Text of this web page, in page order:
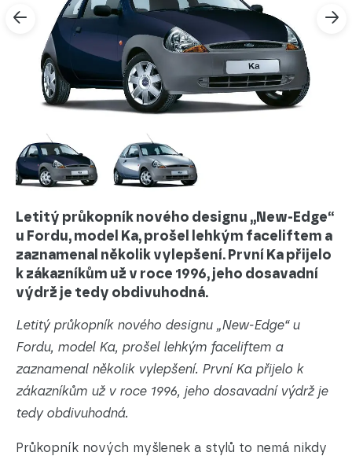
Letitý průkopník nového designu „New-Edge“
u Fordu, model Ka, prošel lehkým faceliftem a
zaznamenal několik vylepšení. První Ka přijelo
k zákazníkům už v roce 1996, jeho dosavadní
výdrž je tedy obdivuhodná.
Letitý průkopník nového designu „New-Edge“ u
Fordu, model Ka, prošel lehkým faceliftem a
zaznamenal několik vylepšení. První Ka přijelo k
zákazníkům už v roce 1996, jeho dosavadní výdrž je
tedy obdivuhodná.
Průkopník nových myšlenek a stylů to nemá nikdy